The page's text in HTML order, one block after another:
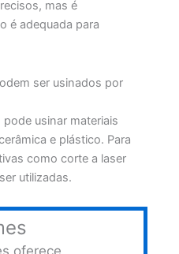
mas é
é adequada para
ser usinados por
usinar materiais
e plástico. Para
como corte a laser
utilizadas.
Korean
Spanish
Japanese